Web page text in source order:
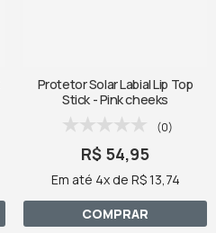
Protetor Solar Labial Lip Top
Stick - Pink cheeks
(0)
R$ 54,95
Em até 4x de R$ 13,74
COMPRAR